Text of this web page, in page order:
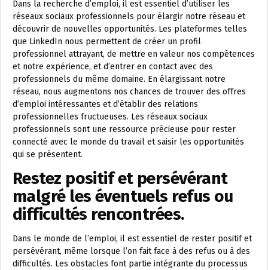
Dans la recherche d’emploi, il est essentiel d’utiliser les
réseaux sociaux professionnels pour élargir notre réseau et
découvrir de nouvelles opportunités. Les plateformes telles
que LinkedIn nous permettent de créer un profil
professionnel attrayant, de mettre en valeur nos compétences
et notre expérience, et d’entrer en contact avec des
professionnels du même domaine. En élargissant notre
réseau, nous augmentons nos chances de trouver des offres
d’emploi intéressantes et d’établir des relations
professionnelles fructueuses. Les réseaux sociaux
professionnels sont une ressource précieuse pour rester
connecté avec le monde du travail et saisir les opportunités
qui se présentent.
Restez positif et persévérant
malgré les éventuels refus ou
difficultés rencontrées.
Dans le monde de l’emploi, il est essentiel de rester positif et
persévérant, même lorsque l’on fait face à des refus ou à des
difficultés. Les obstacles font partie intégrante du processus